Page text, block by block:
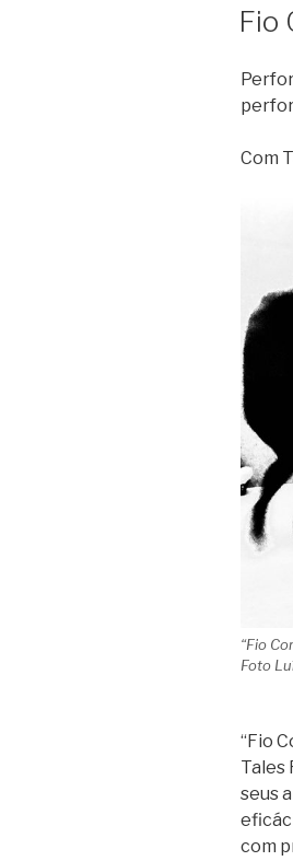
Fio
Com
“Fio
Foto
“Fio
Tales
seus
com